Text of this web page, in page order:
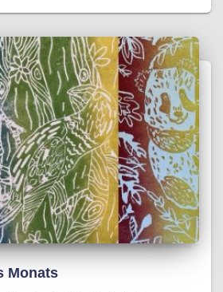
Monats